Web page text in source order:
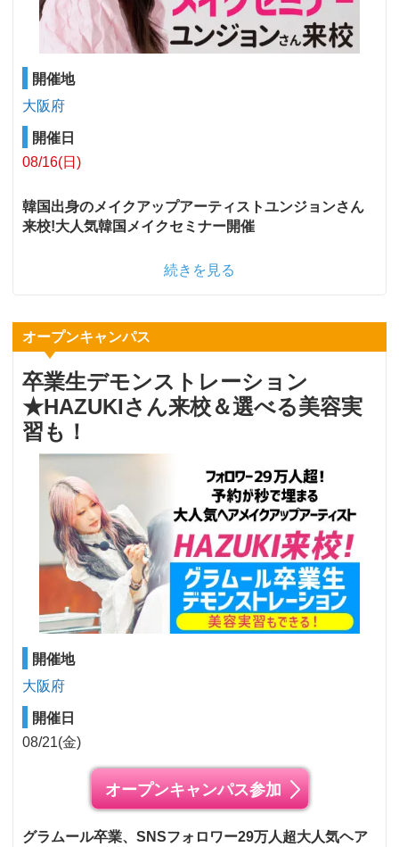
開催地
大阪府
開催日
08/16(日)
韓国出身のメイクアップアーティストユンジョンさん
来校!大人気韓国メイクセミナー開催
続きを見る
オープンキャンパス
卒業生デモンストレーション
★HAZUKIさん来校＆選べる美容実
習も！
開催地
大阪府
開催日
08/21(金)
オープンキャンパス参加
グラムール卒業、SNSフォロワー29万人超大人気ヘア